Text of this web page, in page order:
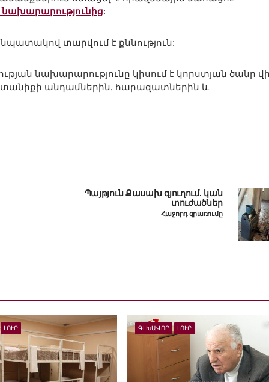
:
տարվում է քննություն:
նախարարությունը կիսում է կորստյան ծանր
անդամներին, հարազատներին և
Պայթյուն Քասախ գյուղում. կան
տուժածներ
Հաջորդ գրառումը
ԼՈՒՐ ԳԼԽԱՎՈՐ ԼՈՒՐ